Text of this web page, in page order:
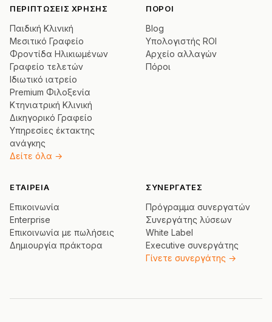
ΠΕΡΙΠΤΏΣΕΙΣ ΧΡΉΣΗΣ
Παιδική Κλινική
Μεσιτικό Γραφείο
Φροντίδα Ηλικιωμένων
Γραφείο τελετών
Ιδιωτικό ιατρείο
Premium Φιλοξενία
Κτηνιατρική Κλινική
Δικηγορικό Γραφείο
Υπηρεσίες έκτακτης
ανάγκης
Δείτε όλα →
ΠΌΡΟΙ
Blog
Υπολογιστής ROI
Αρχείο αλλαγών
Πόροι
ΕΤΑΙΡΕΊΑ
Επικοινωνία
Enterprise
Επικοινωνία με πωλήσεις
Δημιουργία πράκτορα
ΣΥΝΕΡΓΆΤΕΣ
Πρόγραμμα συνεργατών
Συνεργάτης λύσεων
White Label
Executive συνεργάτης
Γίνετε συνεργάτης →